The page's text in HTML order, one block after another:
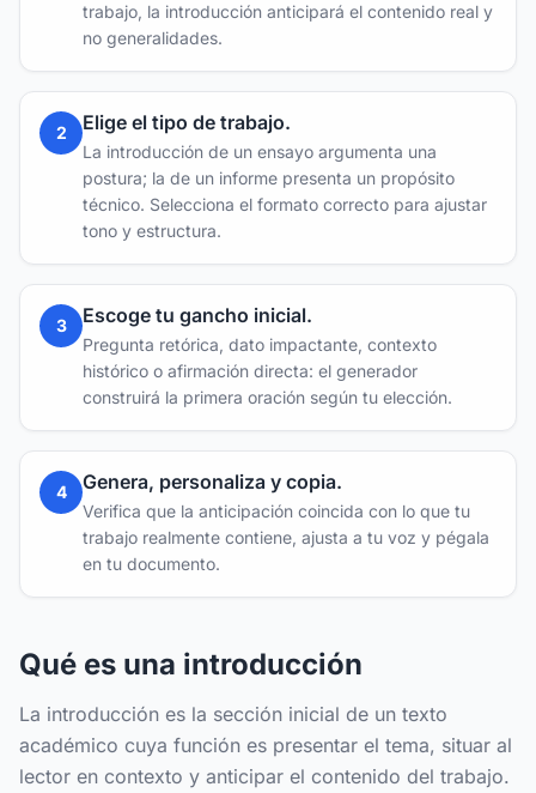
trabajo, la introducción anticipará el contenido real y
no generalidades.
2 Elige el tipo de trabajo.
La introducción de un ensayo argumenta una
postura; la de un informe presenta un propósito
técnico. Selecciona el formato correcto para ajustar
tono y estructura.
3 Escoge tu gancho inicial.
Pregunta retórica, dato impactante, contexto
histórico o afirmación directa: el generador
construirá la primera oración según tu elección.
4 Genera, personaliza y copia.
Verifica que la anticipación coincida con lo que tu
trabajo realmente contiene, ajusta a tu voz y pégala
en tu documento.
Qué es una introducción
La introducción es la sección inicial de un texto
académico cuya función es presentar el tema, situar al
lector en contexto y anticipar el contenido del trabajo.